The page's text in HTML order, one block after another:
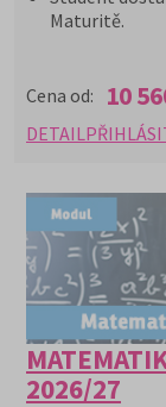
Maturitě.
Cena od: 10
DETAIL
2026/27